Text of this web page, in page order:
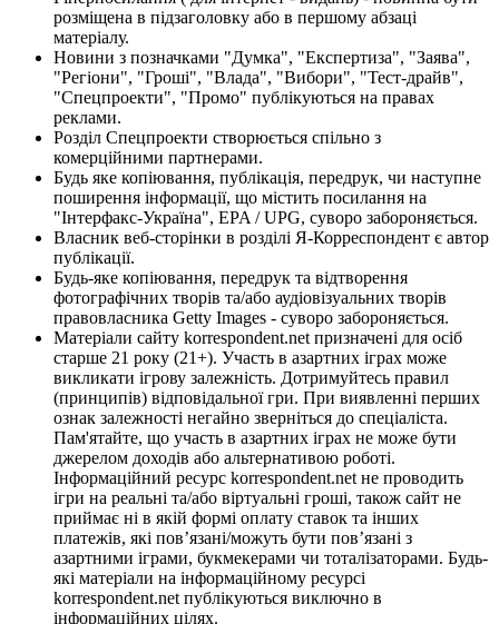
розміщена в підзаголовку або в першому абзаці
матеріалу.
Новини з позначками "Думка", "Експертиза", "Заява",
"Регіони", "Гроші", "Влада", "Вибори", "Тест-драйв",
"Спецпроекти", "Промо" публікуються на правах
реклами.
Розділ Спецпроекти створюється спільно з
комерційними партнерами.
Будь яке копіювання, публікація, передрук, чи наступне
поширення інформації, що містить посилання на
"Інтерфакс-Україна", EPA / UPG, суворо забороняється.
Власник веб-сторінки в розділі Я-Корреспондент є автор
публікації.
Будь-яке копіювання, передрук та відтворення
фотографічних творів та/або аудіовізуальних творів
правовласника Getty Images - суворо забороняється.
Матеріали сайту korrespondent.net призначені для осіб
старше 21 року (21+). Участь в азартних іграх може
викликати ігрову залежність. Дотримуйтесь правил
(принципів) відповідальної гри. При виявленні перших
ознак залежності негайно зверніться до спеціаліста.
Пам'ятайте, що участь в азартних іграх не може бути
джерелом доходів або альтернативою роботі.
Інформаційний ресурс korrespondent.net не проводить
ігри на реальні та/або віртуальні гроші, також сайт не
приймає ні в якій формі оплату ставок та інших
платежів, які пов’язані/можуть бути пов’язані з
азартними іграми, букмекерами чи тоталізаторами. Будь-
які матеріали на інформаційному ресурсі
korrespondent.net публікуються виключно в
інформаційних цілях.